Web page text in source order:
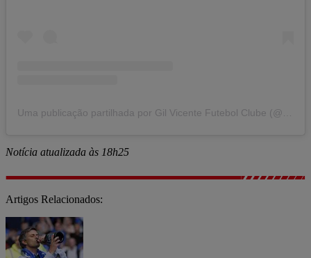
Notícia atualizada às 18h25
Artigos Relacionados: